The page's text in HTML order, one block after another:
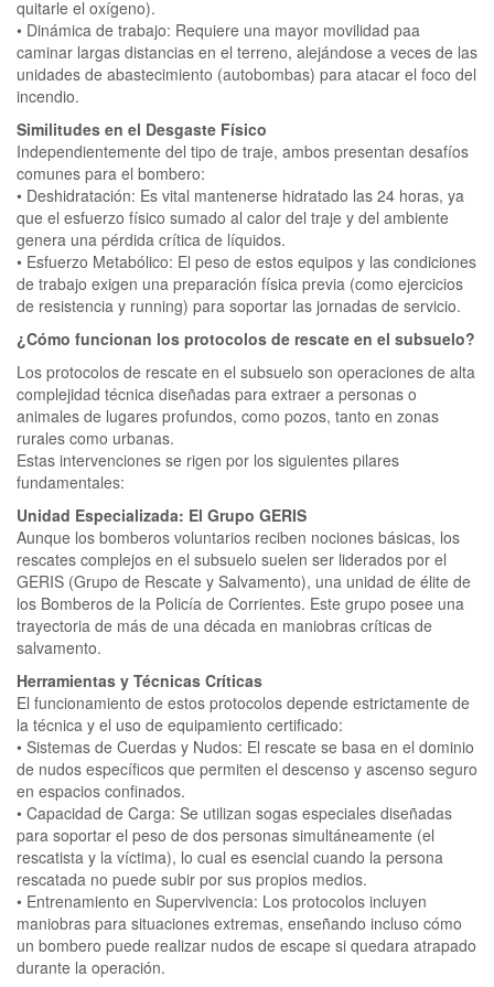
quitarle el oxígeno).
• Dinámica de trabajo: Requiere una mayor movilidad paa
caminar largas distancias en el terreno, alejándose a veces de las
unidades de abastecimiento (autobombas) para atacar el foco del
incendio.
Similitudes en el Desgaste Físico
Independientemente del tipo de traje, ambos presentan desafíos
comunes para el bombero:
• Deshidratación: Es vital mantenerse hidratado las 24 horas, ya
que el esfuerzo físico sumado al calor del traje y del ambiente
genera una pérdida crítica de líquidos.
• Esfuerzo Metabólico: El peso de estos equipos y las condiciones
de trabajo exigen una preparación física previa (como ejercicios
de resistencia y running) para soportar las jornadas de servicio.
¿Cómo funcionan los protocolos de rescate en el subsuelo?
Los protocolos de rescate en el subsuelo son operaciones de alta
complejidad técnica diseñadas para extraer a personas o
animales de lugares profundos, como pozos, tanto en zonas
rurales como urbanas.
Estas intervenciones se rigen por los siguientes pilares
fundamentales:
Unidad Especializada: El Grupo GERIS
Aunque los bomberos voluntarios reciben nociones básicas, los
rescates complejos en el subsuelo suelen ser liderados por el
GERIS (Grupo de Rescate y Salvamento), una unidad de élite de
los Bomberos de la Policía de Corrientes. Este grupo posee una
trayectoria de más de una década en maniobras críticas de
salvamento.
Herramientas y Técnicas Críticas
El funcionamiento de estos protocolos depende estrictamente de
la técnica y el uso de equipamiento certificado:
• Sistemas de Cuerdas y Nudos: El rescate se basa en el dominio
de nudos específicos que permiten el descenso y ascenso seguro
en espacios confinados.
• Capacidad de Carga: Se utilizan sogas especiales diseñadas
para soportar el peso de dos personas simultáneamente (el
rescatista y la víctima), lo cual es esencial cuando la persona
rescatada no puede subir por sus propios medios.
• Entrenamiento en Supervivencia: Los protocolos incluyen
maniobras para situaciones extremas, enseñando incluso cómo
un bombero puede realizar nudos de escape si quedara atrapado
durante la operación.